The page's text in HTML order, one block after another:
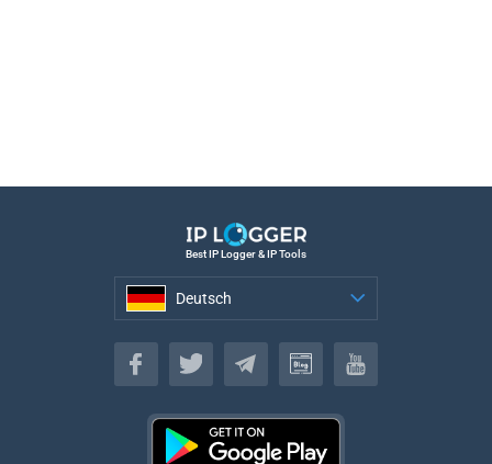
Best IP Logger & IP Tools
Deutsch
Deutsch